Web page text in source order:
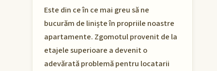
Este din ce în ce mai greu să ne
bucurăm de liniște în propriile noastre
apartamente. Zgomotul provenit de la
etajele superioare a devenit o
adevărată problemă pentru locatarii